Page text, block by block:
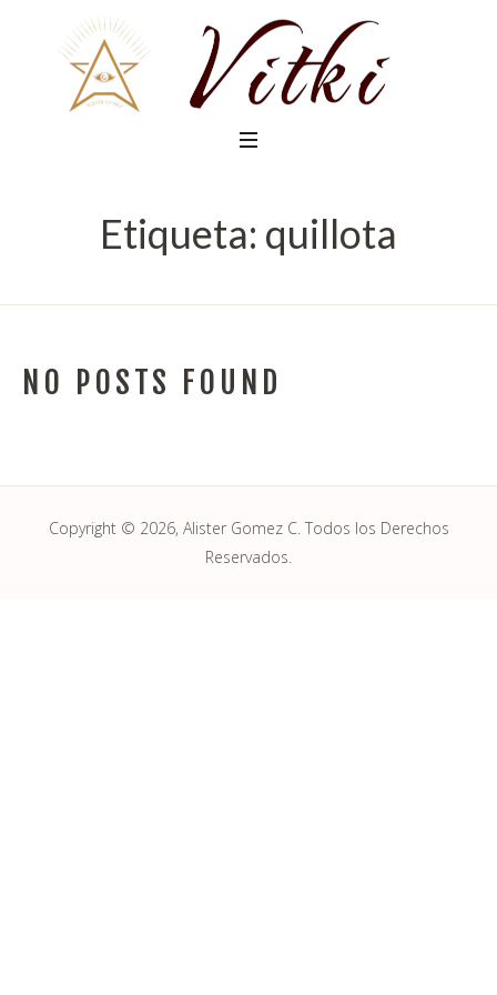
Etiqueta: quillota
NO POSTS FOUND
Copyright © 2026, Alister Gomez C. Todos los Derechos
Reservados.